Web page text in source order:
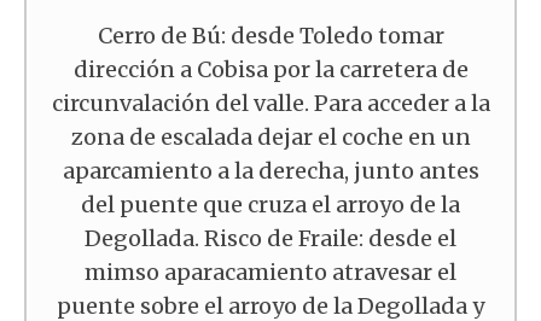
Cerro de Bú: desde Toledo tomar
dirección a Cobisa por la carretera de
circunvalación del valle. Para acceder a la
zona de escalada dejar el coche en un
aparcamiento a la derecha, junto antes
del puente que cruza el arroyo de la
Degollada. Risco de Fraile: desde el
mimso aparacamiento atravesar el
puente sobre el arroyo de la Degollada y